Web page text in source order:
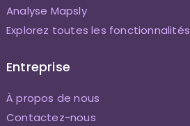
Analyse Mapsly
Explorez toutes les fonctionnalités
Entreprise
À propos de nous
Contactez-nous